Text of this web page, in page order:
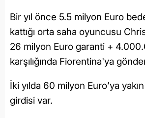
Bir yıl önce 5.5 milyon Euro
kattığı orta saha oyuncusu
26 milyon Euro garanti +
karşılığında Fiorentina'ya
İki yılda 60 milyon Euro’ya
girdisi var.